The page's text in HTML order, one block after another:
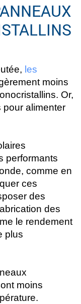
les
moins
Or,
pour alimenter
performants
comme en
ces
des
des
le rendement
plus
moins